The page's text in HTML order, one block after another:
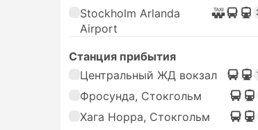
Stockholm Arlanda
Airport
Станция прибытия
Центральный ЖД вокзал
Фросунда, Стокгольм
Хага Норра, Стокгольм